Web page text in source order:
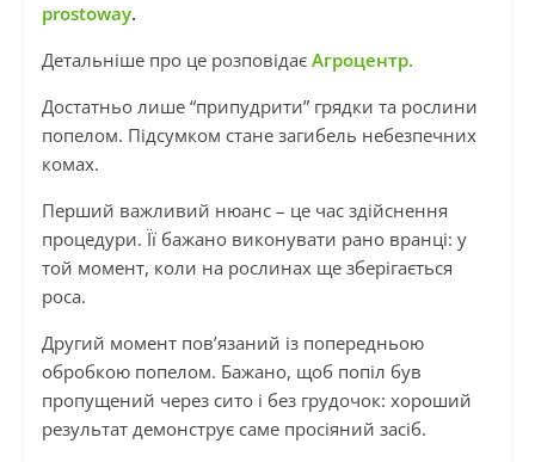
prostoway.
Детальніше про це розповідаєАгроцентр.
Достатньо лише “припудрити” грядки та рослини
попелом. Підсумком стане загибель небезпечних
комах.
Перший важливий нюанс – це час здійснення
процедури. Її бажано виконувати рано вранці: у
той момент, коли на рослинах ще зберігається
роса.
Другий момент пов’язаний із попередньою
обробкою попелом. Бажано, щоб попіл був
пропущений через сито і без грудочок: хороший
результат демонструє саме просіяний засіб.